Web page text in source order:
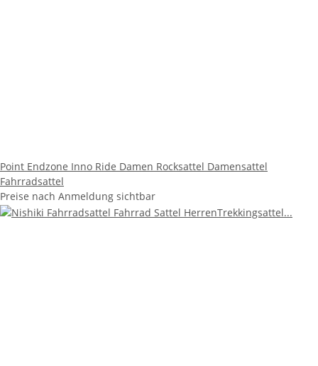
Point Endzone Inno Ride Damen Rocksattel Damensattel
Fahrradsattel
Preise nach Anmeldung sichtbar